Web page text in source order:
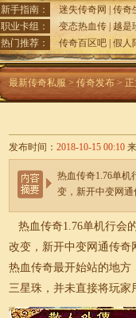
新手指南： 迷失传奇网 传奇
职业卡组：
变态热血传 越是
热门推荐：
传奇百区吧 假人
最新传奇私服 > 传奇发布 > 正
发布时间： 2018-10-15 00:10
热血传奇1.76单机
变，新开中变网通
热血传奇1.76单机行会
改变， 新开中变网通传奇
热血传奇最开始站的地方
三星珠，并未直接将玩家